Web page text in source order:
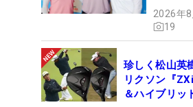
2026年
19
珍しく松山英
リクソン『
＆ハイブリッ